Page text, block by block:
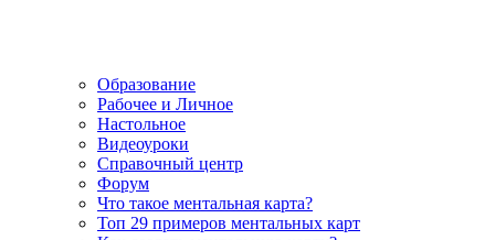
Образование
Рабочее и Личное
Настольное
Видеоуроки
Справочный центр
Форум
Что такое ментальная карта?
Топ 29 примеров ментальных карт